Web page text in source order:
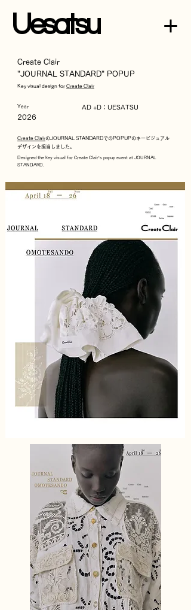
Uesatsu
Create Clair
"JOURNAL STANDARD" POPUP
Key visual design forCreate Clair
Year
2026
AD +D：UESATSU
Create ClairのJOURNAL STANDARDでのPOPUPのキービジュアル
デザインを担当しました。
Designed the key visual for Create Clair’s popup event at JOURNAL
STANDARD.